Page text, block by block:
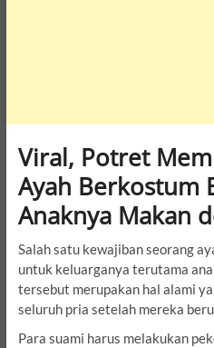
Viral, Potret
Ayah Berkostum
Anaknya Makan
Salah satu kewajiban seorang
untuk keluarganya terutama
tersebut merupakan hal alami
seluruh pria setelah mereka
Para suami harus melakukan